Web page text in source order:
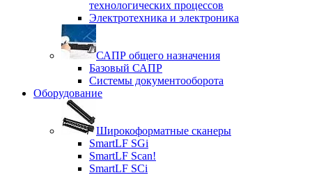
технологических процессов
Электротехника и электроника
САПР общего назначения
Базовый САПР
Системы документооборота
Оборудование
Широкоформатные сканеры
SmartLF SGi
SmartLF Scan!
SmartLF SCi